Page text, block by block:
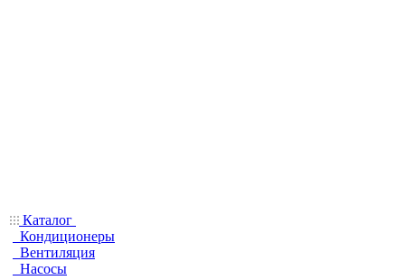
Каталог
Кондиционеры
Вентиляция
Насосы